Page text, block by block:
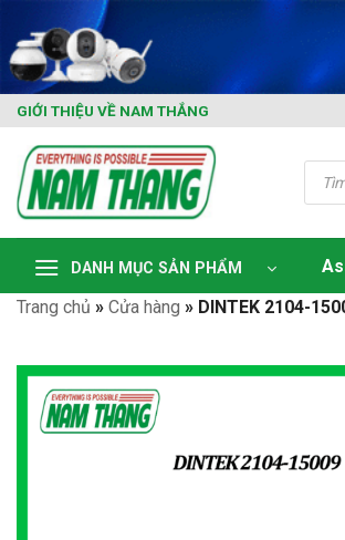
content
GIỚI THIỆU VỀ NAM THẮNG
Tìm
kiếm
phẩm
DANH MỤC SẢN PHẨM
Trang chủ » Cửa hàng » DINTEK 2104-